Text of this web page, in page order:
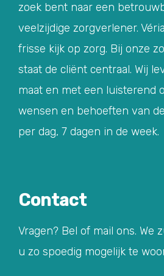
zoek bent naar een
veelzijdige zorgverlener.
frisse kijk op zorg. Bij onze
staat de cliënt centraal. Wij
maat en met een luisterend
wensen en behoeften van
per dag, 7 dagen in de week.
Contact
Vragen? Bel of mail ons. We
u zo spoedig mogelijk te